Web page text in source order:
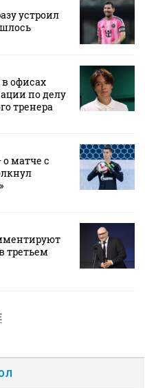
устроил
офисах
по делу
тренера
матче с
третьем